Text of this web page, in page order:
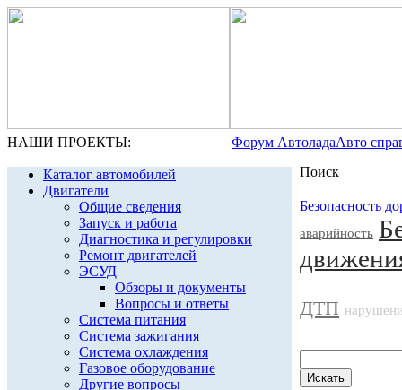
НАШИ ПРОЕКТЫ: Форум АвтоладаАвто
Каталог автомобилей
Двигатели
Общие сведения
Запуск и работа
Диагностика и регулировки
Ремонт двигателей
ЭСУД
Обзоры и документы
Вопросы и ответы
Система питания
Система зажигания
Система охлаждения
Газовое оборудование
Другие вопросы
Поиск
Безопасность
аварийность
ДТП